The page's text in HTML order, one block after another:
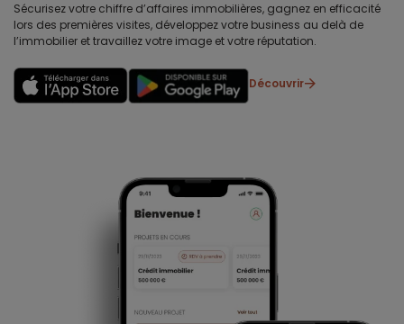
Sécurisez votre chiffre d’affaires immobilières, gagnez en efficacité
lors des premières visites, développez votre business au delà de
l’immobilier et travaillez votre image et votre réputation.
Découvrir